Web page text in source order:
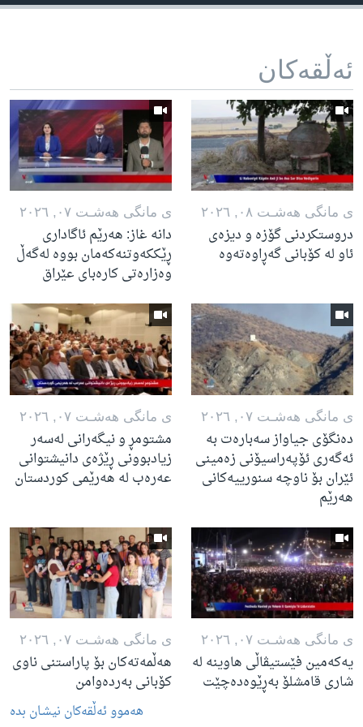
ئه‌ڵقه‌کان
ی مانگی هه‌شـت ٠٨, ٢٠٢٦
دروستکردنی گۆزە و دیزەی
ئاو لە کۆبانی گەڕاوەتەوە
ی مانگی هه‌شـت ٠٧, ٢٠٢٦
دانە غاز: هەرێم ئاگاداری
ڕێککەوتنەکەمان بووە لەگەڵ
وەزارەتی کارەبای عێراق
ی مانگی هه‌شـت ٠٧, ٢٠٢٦
دەنگۆی جیاواز سەبارەت بە
ئەگەری ئۆپەراسیۆنی زەمینی
ئێران بۆ ناوچە سنورییەکانی
هەرێم
ی مانگی هه‌شـت ٠٧, ٢٠٢٦
مشتومڕ و نیگەرانی لەسەر
زیادبوونی ڕێژەی دانیشتوانی
عەرەب لە هەرێمی کوردستان
ی مانگی هه‌شـت ٠٧, ٢٠٢٦
یەکەمین فێستیڤاڵی هاوینە لە
شاری قامشلۆ بەڕێوەدەچێت
ی مانگی هه‌شـت ٠٧, ٢٠٢٦
هەڵمەتەکان بۆ پاراستنی ناوی
کۆبانی بەردەوامن
هه‌موو ئه‌ڵقه‌کان نیشـان بده‌